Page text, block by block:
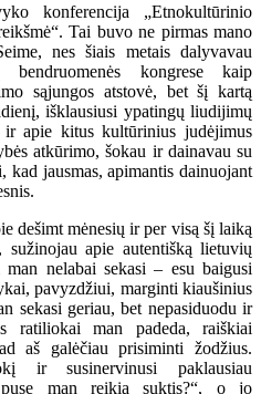
konferencija „Etnokultūrinio
Tai buvo ne pirmas mano
nes šiais metais dalyvavau
kongrese kaip
sąjungos atstovė, bet šį kartą
išklausiusi ypatingų liudijimų
apie kitus kultūrinius judėjimus
atkūrimo, šokau ir dainavau su
kad jausmas, apimantis dainuojant
dešimt mėnesių ir per visą šį laiką
apie autentišką lietuvių
nelabai sekasi – esu baigusi
pavyzdžiui, marginti kiaušinius
sekasi geriau, bet nepasiduodu ir
ratiliokai man padeda, raiškiai
aš galėčiau prisiminti žodžius.
ir susinervinusi paklausiau
man reikia suktis?“, o jo